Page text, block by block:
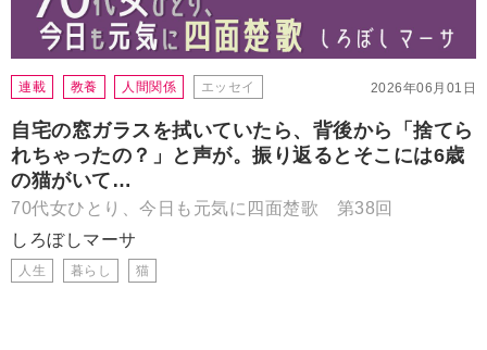
2026年06月01日
連載 教養 人間関係 エッセイ
自宅の窓ガラスを拭いていたら、背後から「捨てら
れちゃったの？」と声が。振り返るとそこには6歳
の猫がいて…
70代女ひとり、今日も元気に四面楚歌 第38回
しろぼしマーサ
人生 暮らし 猫